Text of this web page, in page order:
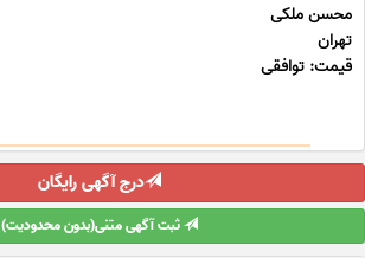
محسن ملکی
تهران
قیمت: توافقی
درج آگهی رایگان
ثبت آگهی متنی(بدون محدودیت)